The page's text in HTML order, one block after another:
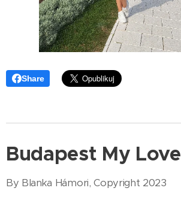
Share
Budapest My Love
By Blanka Hámori, Copyright 2023